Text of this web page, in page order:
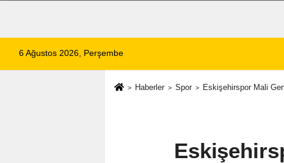
6 Ağustos 2026, Perşembe
Haberler Spor Eskişehirspor Mali